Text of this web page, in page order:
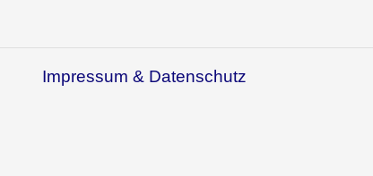
Impressum & Datenschutz